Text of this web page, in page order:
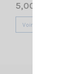
5,00 €
Voir